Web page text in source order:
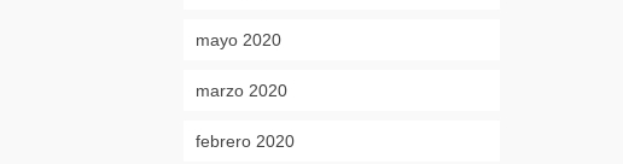
mayo 2020
marzo 2020
febrero 2020